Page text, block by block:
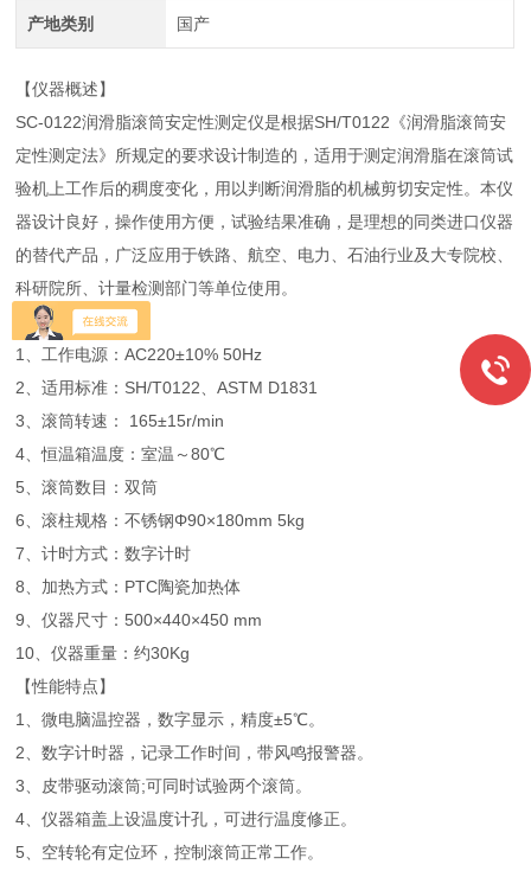
产地类别 国产
【仪器概述】
SC-0122润滑脂滚筒安定性测定仪是根据SH/T0122《润滑脂滚筒安
定性测定法》所规定的要求设计制造的，适用于测定润滑脂在滚筒试
验机上工作后的稠度变化，用以判断润滑脂的机械剪切安定性。本仪
器设计良好，操作使用方便，试验结果准确，是理想的同类进口仪器
的替代产品，广泛应用于铁路、航空、电力、石油行业及大专院校、
科研院所、计量检测部门等单位使用。
【技术参数】
1、工作电源：AC220±10% 50Hz
2、适用标准：SH/T0122、ASTM D1831
3、滚筒转速： 165±15r/min
4、恒温箱温度：室温～80℃
5、滚筒数目：双筒
6、滚柱规格：不锈钢Φ90×180mm 5kg
7、计时方式：数字计时
8、加热方式：PTC陶瓷加热体
9、仪器尺寸：500×440×450 mm
10、仪器重量：约30Kg
【性能特点】
1、微电脑温控器，数字显示，精度±5℃。
2、数字计时器，记录工作时间，带风鸣报警器。
3、皮带驱动滚筒;可同时试验两个滚筒。
4、仪器箱盖上设温度计孔，可进行温度修正。
5、空转轮有定位环，控制滚筒正常工作。